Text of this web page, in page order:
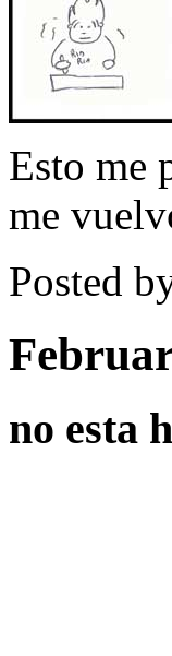
Esto me
me
Posted
no esta